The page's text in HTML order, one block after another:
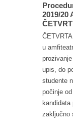
2019/20
u
upis, do
studente
počinje
zaključno